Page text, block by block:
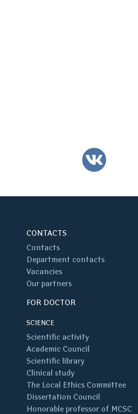
VK
CONTACTS
Contacts
Department contacts
Vacancies
Our partners
FOR DOCTOR
SCIENCE
Scientific activity
Academic Council
Scientific library
Clinical study
The Local Ethics Committee
Dissertation Council
Honorable professor of MCSC